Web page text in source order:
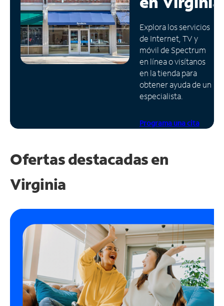
Administrar
cuenta
Encuentra
una
tienda
Explora los servicios
de Internet, TV y
móvil de Spectrum
en línea o visítanos
en la tienda para
obtener ayuda de un
especialista.
Programa una cita
Ofertas destacadas en
Virginia